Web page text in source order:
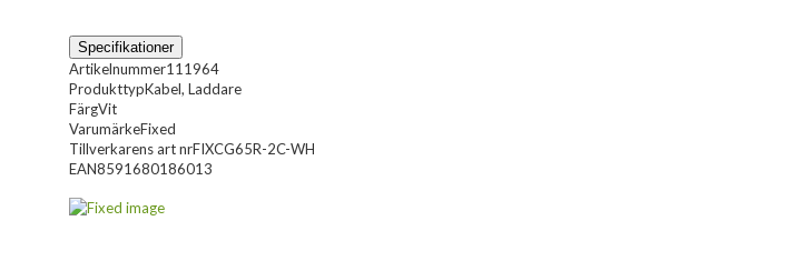
Specifikationer
Artikelnummer111964
ProdukttypKabel, Laddare
FärgVit
VarumärkeFixed
Tillverkarens art nrFIXCG65R-2C-WH
EAN8591680186013